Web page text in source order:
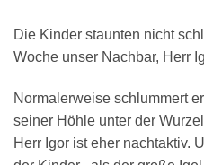
Die Kinder staunten nicht
Woche unser Nachbar, Herr
Normalerweise schlummert
seiner Höhle unter der
Herr Igor ist eher nachtaktiv.